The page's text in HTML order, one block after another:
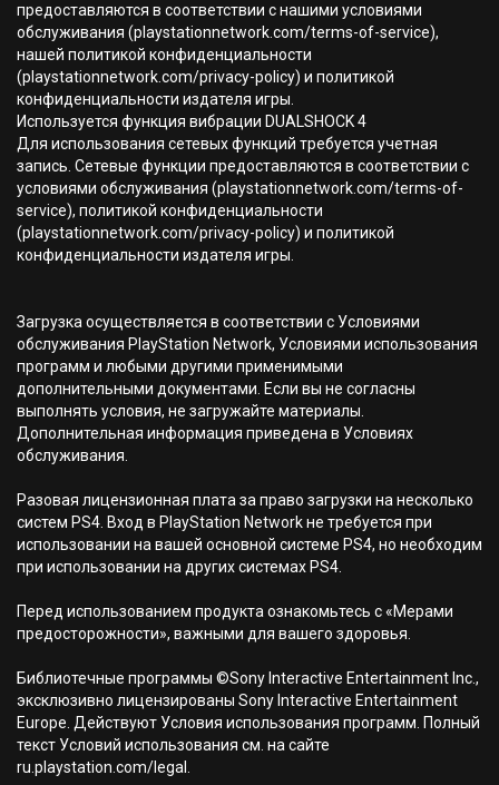
предоставляются в соответствии с нашими условиями
обслуживания (playstationnetwork.com/terms-of-service),
нашей политикой конфиденциальности
(playstationnetwork.com/privacy-policy) и политикой
конфиденциальности издателя игры.
Используется функция вибрации DUALSHOCK 4
Для использования сетевых функций требуется учетная
запись. Сетевые функции предоставляются в соответствии с
условиями обслуживания (playstationnetwork.com/terms-of-
service), политикой конфиденциальности
(playstationnetwork.com/privacy-policy) и политикой
конфиденциальности издателя игры.
Загрузка осуществляется в соответствии с Условиями
обслуживания PlayStation Network, Условиями использования
программ и любыми другими применимыми
дополнительными документами. Если вы не согласны
выполнять условия, не загружайте материалы.
Дополнительная информация приведена в Условиях
обслуживания.
Разовая лицензионная плата за право загрузки на несколько
систем PS4. Вход в PlayStation Network не требуется при
использовании на вашей основной системе PS4, но необходим
при использовании на других системах PS4.
Перед использованием продукта ознакомьтесь с «Мерами
предосторожности», важными для вашего здоровья.
Библиотечные программы ©Sony Interactive Entertainment Inc.,
эксклюзивно лицензированы Sony Interactive Entertainment
Europe. Действуют Условия использования программ. Полный
текст Условий использования см. на сайте
ru.playstation.com/legal.